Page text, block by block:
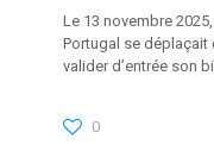
Le 13 novembre
Portugal se déplaçait
valider d’entrée son
0